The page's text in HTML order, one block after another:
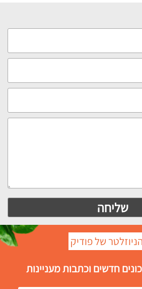
הניוזלטר של פודיק
חדשים וכתבות מעניינות